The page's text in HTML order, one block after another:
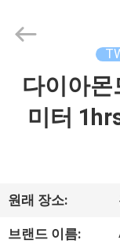
우
2020
Electronics
Reserved.
다이아몬
미터
원래 장소:
브랜드 이름: